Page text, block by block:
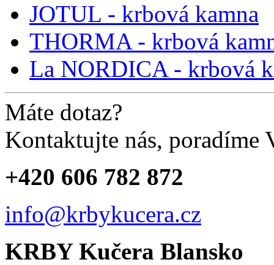
JOTUL - krbová kamna
THORMA - krbová
La NORDICA - krbová
Máte dotaz?
Kontaktujte nás, poradíme
+420 606 782 872
info@krbykucera.cz
KRBY Kučera Blansko